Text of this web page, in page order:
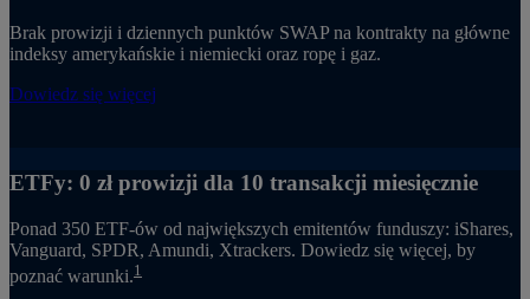
Brak prowizji i dziennych punktów SWAP na kontrakty na główne
indeksy amerykańskie i niemiecki oraz ropę i gaz.
Dowiedz się więcej
ETFy: 0 zł prowizji dla 10 transakcji miesięcznie
Ponad 350 ETF-ów od największych emitentów funduszy: iShares,
Vanguard, SPDR, Amundi, Xtrackers. Dowiedz się więcej, by
poznać warunki.1